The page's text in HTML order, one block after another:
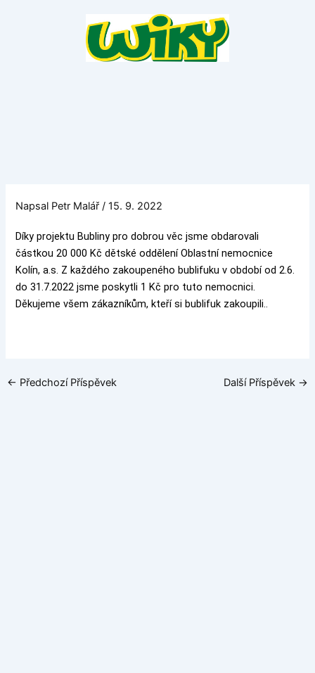
Napsal Petr Malář/15. 9. 2022
Díky projektu Bubliny pro dobrou věc jsme obdarovali
částkou 20 000 Kč dětské oddělení Oblastní nemocnice
Kolín, a.s. Z každého zakoupeného bublifuku v období od 2.6.
do 31.7.2022 jsme poskytli 1 Kč pro tuto nemocnici.
Děkujeme všem zákazníkům, kteří si bublifuk zakoupili..
← Předchozí Příspěvek Další Příspěvek →